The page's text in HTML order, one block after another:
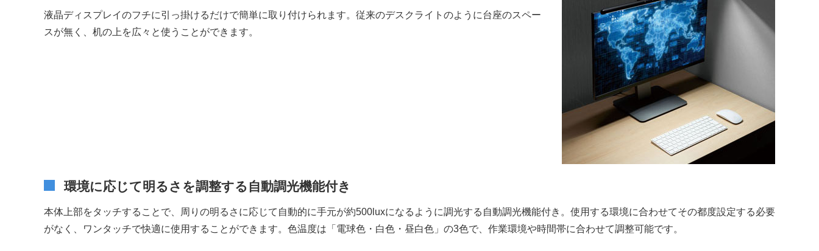
液晶ディスプレイのフチに引っ掛けるだけで簡単に取り付けられます。従来のデスクライトのように台座のスペー
スが無く、机の上を広々と使うことができます。
環境に応じて明るさを調整する自動調光機能付き
本体上部をタッチすることで、周りの明るさに応じて自動的に手元が約500luxになるように調光する自動調光機能付き。使用する環境に合わせてその都度設定する必要
がなく、ワンタッチで快適に使用することができます。色温度は「電球色・白色・昼白色」の3色で、作業環境や時間帯に合わせて調整可能です。